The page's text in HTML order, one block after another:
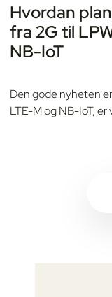
Hvordan
fra 2G til
NB-IoT
Den gode nyheten
LTE-M og NB-IoT,